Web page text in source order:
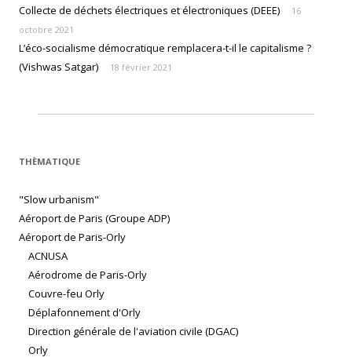
Collecte de déchets électriques et électroniques (DEEE)
16
octobre 2021
L’éco-socialisme démocratique remplacera-t-il le capitalisme ?
(Vishwas Satgar)
18 février 2021
THÈMATIQUE
"Slow urbanism"
Aéroport de Paris (Groupe ADP)
Aéroport de Paris-Orly
ACNUSA
Aérodrome de Paris-Orly
Couvre-feu Orly
Déplafonnement d'Orly
Direction générale de l'aviation civile (DGAC)
Orly